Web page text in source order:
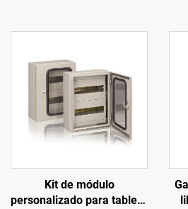
Kit de módulo
personalizado para tablero